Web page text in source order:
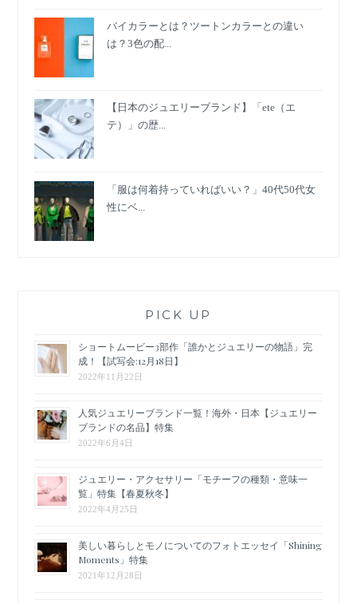
バイカラーとは？ツートンカラーとの違い
は？3色の配...
【日本のジュエリーブランド】「ete（エ
テ）」の歴...
「服は何着持っていればいい？」40代50代女
性にベ...
PICK UP
ショートムービー3部作「誰かとジュエリーの物語」完
成！【試写会:12月18日】
2022年11月22日
人気ジュエリーブランド一覧！海外・日本【ジュエリー
ブランドの名品】特集
2022年6月4日
ジュエリー・アクセサリー「モチーフの種類・意味一
覧」特集【春夏秋冬】
2022年4月25日
美しい暮らしとモノについてのフォトエッセイ「Shining
Moments」特集
2021年12月28日